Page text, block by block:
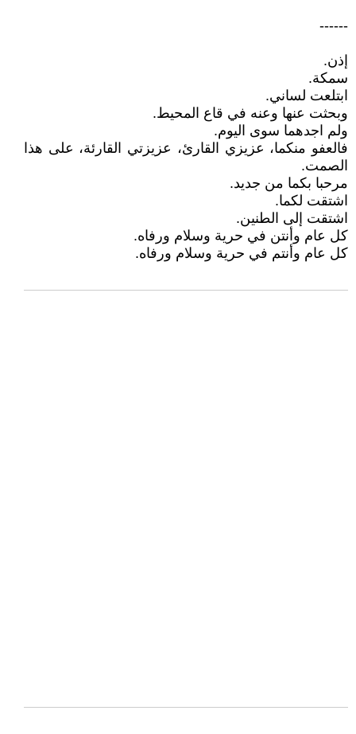
------
إذن.
سمكة.
ابتلعت لساني.
وبحثت عنها وعنه في قاع المحيط.
ولم اجدهما سوى اليوم.
فالعفو منكما، عزيزي القارئ، عزيزتي القارئة، على هذا
الصمت.
مرحبا بكما من جديد.
اشتقت لكما.
اشتقت إلى الطنين.
كل عام وأنتن في حرية وسلام ورفاه.
كل عام وأنتم في حرية وسلام ورفاه.